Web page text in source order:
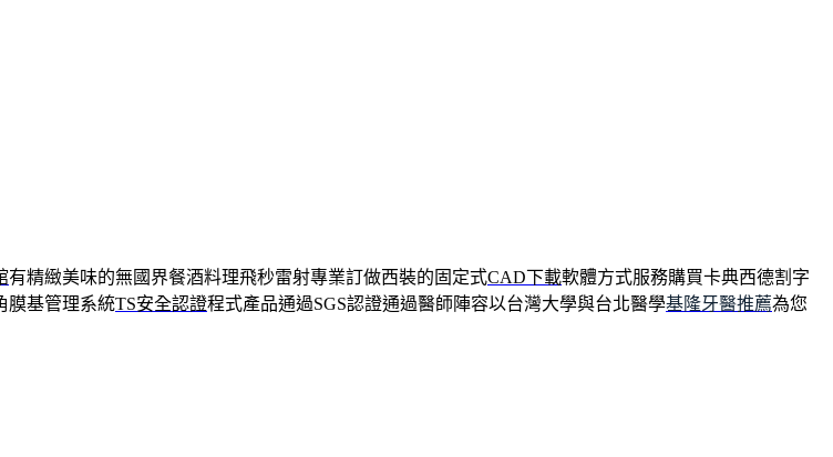
有精緻美味的無國界餐酒料理飛秒雷射專業訂做西裝的固定式CAD下載軟體方式服務購買卡典西德割字
膜基管理系統TS安全認證程式產品通過SGS認證通過醫師陣容以台灣大學與台北醫學基隆牙醫推薦為您